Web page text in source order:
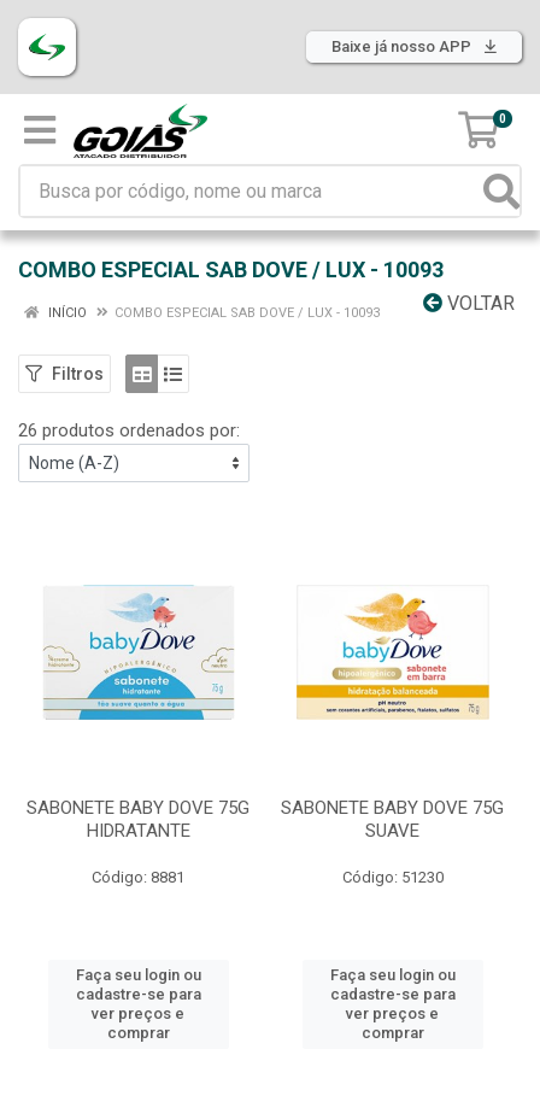
Baixe já nosso APP
0
COMBO ESPECIAL SAB DOVE / LUX - 10093
VOLTAR
INÍCIO COMBO ESPECIAL SAB DOVE / LUX - 10093
Filtros
26 produtos ordenados por:
SABONETE BABY DOVE 75G
HIDRATANTE
Código: 8881
Faça seu login ou
cadastre-se para
ver preços e
comprar
SABONETE BABY DOVE 75G
SUAVE
Código: 51230
Faça seu login ou
cadastre-se para
ver preços e
comprar